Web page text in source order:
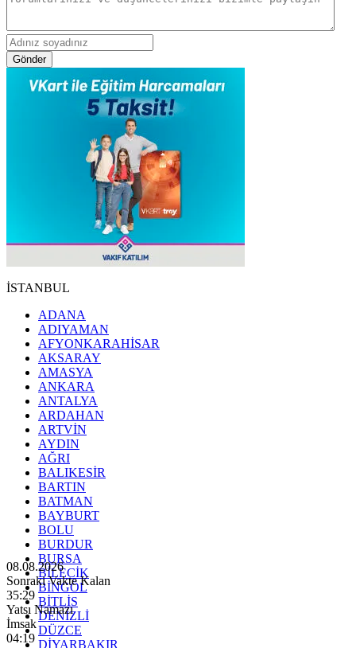
Gönder
İSTANBUL
ADANA
ADIYAMAN
AFYONKARAHİSAR
AKSARAY
AMASYA
ANKARA
ANTALYA
ARDAHAN
ARTVİN
AYDIN
AĞRI
BALIKESİR
BARTIN
BATMAN
BAYBURT
BOLU
BURDUR
BURSA
BİLECİK
BİNGÖL
BİTLİS
DENİZLİ
DÜZCE
DİYARBAKIR
08.08.2026
Sonraki Vakte Kalan
35:27
Yatsı Namazı
İmsak
04:19